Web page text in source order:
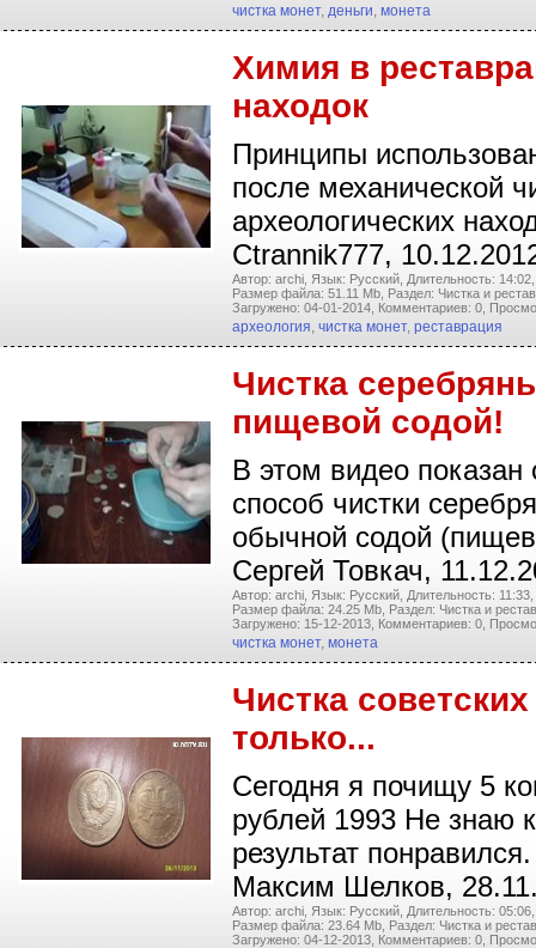
чистка монет, деньги, монета
Химия в
находок
Принципы
после механической
археологических
Ctrannik777,
Автор: archi, Язык: Русский, Длительность: 14:02,
Размер файла: 51.11 Mb, Раздел: Чистка и
Загружено: 04-01-2014, Комментариев: 0,
археология, чистка монет, реставрация
Чистка
пищевой содой!
В этом видео
способ чистки
обычной содой
Сергей Товкач,
Автор: archi, Язык: Русский, Длительность: 11:33,
Размер файла: 24.25 Mb, Раздел: Чистка и
Загружено: 15-12-2013, Комментариев: 0,
чистка монет, монета
Чистка
только...
Сегодня я почищу 5
рублей 1993 Не знаю
результат
Максим Шелков,
Автор: archi, Язык: Русский, Длительность: 05:06,
Размер файла: 23.64 Mb, Раздел: Чистка и
Загружено: 04-12-2013, Комментариев: 0,